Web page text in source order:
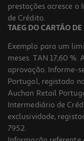
Price reduced from
2,19 €to
1,54 €
Promoção
-23%
prestações acresce
de Crédito.
TAEG DO CARTÃO
Exemplo para um
meses. TAN 17,60
aprovação. Informe-
Portugal, registado
Auchan Retail
Intermediário de
exclusividade,
7952.